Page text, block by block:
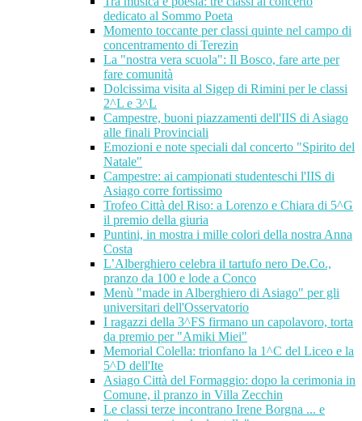
dedicato al Sommo Poeta
Momento toccante per classi quinte nel campo di
concentramento di Terezin
La "nostra vera scuola": Il Bosco, fare arte per
fare comunità
Dolcissima visita al Sigep di Rimini per le classi
2^L e 3^L
Campestre, buoni piazzamenti dell'IIS di Asiago
alle finali Provinciali
Emozioni e note speciali dal concerto "Spirito del
Natale"
Campestre: ai campionati studenteschi l'IIS di
Asiago corre fortissimo
Trofeo Città del Riso: a Lorenzo e Chiara di 5^G
il premio della giuria
Puntini, in mostra i mille colori della nostra Anna
Costa
L’Alberghiero celebra il tartufo nero De.Co.,
pranzo da 100 e lode a Conco
Menù "made in Alberghiero di Asiago" per gli
universitari dell'Osservatorio
I ragazzi della 3^FS firmano un capolavoro, torta
da premio per "Amiki Miei"
Memorial Colella: trionfano la 1^C del Liceo e la
5^D dell'Ite
Asiago Città del Formaggio: dopo la cerimonia in
Comune, il pranzo in Villa Zecchin
Le classi terze incontrano Irene Borgna ... e